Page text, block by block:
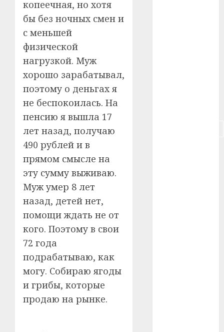
копеечная, но хотя
бы без ночных смен и
с меньшей
физической
нагрузкой. Муж
хорошо зарабатывал,
поэтому о деньгах я
не беспокоилась. На
пенсию я вышла 17
лет назад, получаю
490 рублей и в
прямом смысле на
эту сумму выживаю.
Муж умер 8 лет
назад, детей нет,
помощи ждать не от
кого. Поэтому в свои
72 года
подрабатываю, как
могу. Собираю ягоды
и грибы, которые
продаю на рынке.